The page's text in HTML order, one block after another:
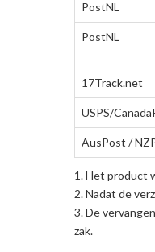
PostNL
PostNL
17Track.net
USPS/
AusPost /
Het product
Nadat de
De
zak.